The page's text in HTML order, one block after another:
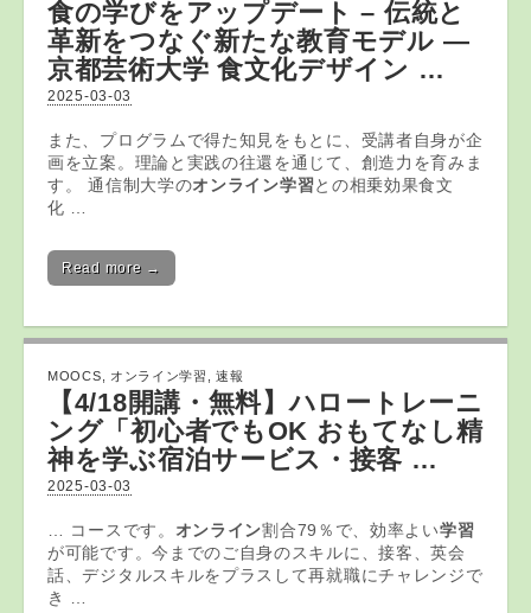
食の学びをアップデート – 伝統と
革新をつなぐ新たな教育モデル ―
京都芸術大学 食文化デザイン …
2025-03-03
また、プログラムで得た知見をもとに、受講者自身が企
画を立案。理論と実践の往還を通じて、創造力を育みま
す。 通信制大学のオンライン学習との相乗効果食文
化 …
Read more →
MOOCS オンライン学習 ,速報
【4/18開講・無料】ハロートレーニ
ング「初心者でもOK おもてなし精
神を学ぶ宿泊サービス・接客 …
2025-03-03
… コースです。 オンライン割合79％で、効率よい学習
が可能です。今までのご自身のスキルに、接客、英会
話、デジタルスキルをプラスして再就職にチャレンジで
き …